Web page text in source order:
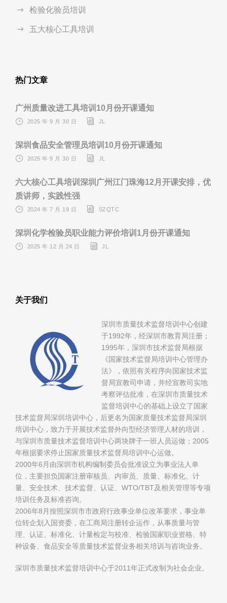
检验化验员培训
五大核心工具培训
热门文章
广州质量改进工具培训10月份开课通知
2025 年 9 月 30 日 JL
深圳食品安全管理员培训10月份开课通知
2025 年 9 月 30 日 JL
六大核心工具培训深圳广州江门珠海12月开课安排，优
质讲师，实践性强
2024 年 7 月 19 日 SZQTC
深圳化学检验员职业能力评价培训1月份开课通知
2025 年 12 月 24 日 JL
关于我们
深圳市质量技术监督培训中心创建
于1992年，经深圳市教育局注册；
1995年，深圳市技术监督局根据
《国家技术监督局培训中心管理办
法》，依照有关程序向国家技术监
督局宣教司申请，并经宣教司实地
考察评估批准，在深圳市质量技术
监督培训中心的基础上设立了国家
技术监督局深圳培训中心，后更名为国家质量技术监督局深圳
培训中心，致力于开展技术监督外向型经济管理人材的培训，
与深圳市质量技术监督培训中心两块牌子一班人员运做；2005
年根据要求停止国家质量技术监督局培训中心运做。
2000年6月由深圳市机构编制委员会批准设立为事业法人单
位，主要担负国家注册审核员、内审员、质量、标准化、计
量、安全技术、技术监督、认证、WTO/TBT及相关管理等专项
培训任务及标准咨询。
2006年8月按照深圳市市政府行政事业单位改革要求，事业单
位转企划入国资委，在工商局注册转企运作，从事质量与管
理、认证、标准化、计量检定与校准、检验国家职业资格、特
种设备、食品安全等质量技术监督业务相关培训与咨询业务。
深圳市质量技术监督培训中心于2011年正式改制为社会企业。